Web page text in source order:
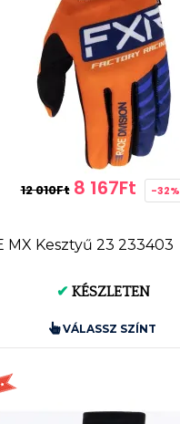
12 010Ft 8 167Ft -32%
MX Kesztyű 23 233403
✔ KÉSZLETEN
VÁLASSZ SZÍNT